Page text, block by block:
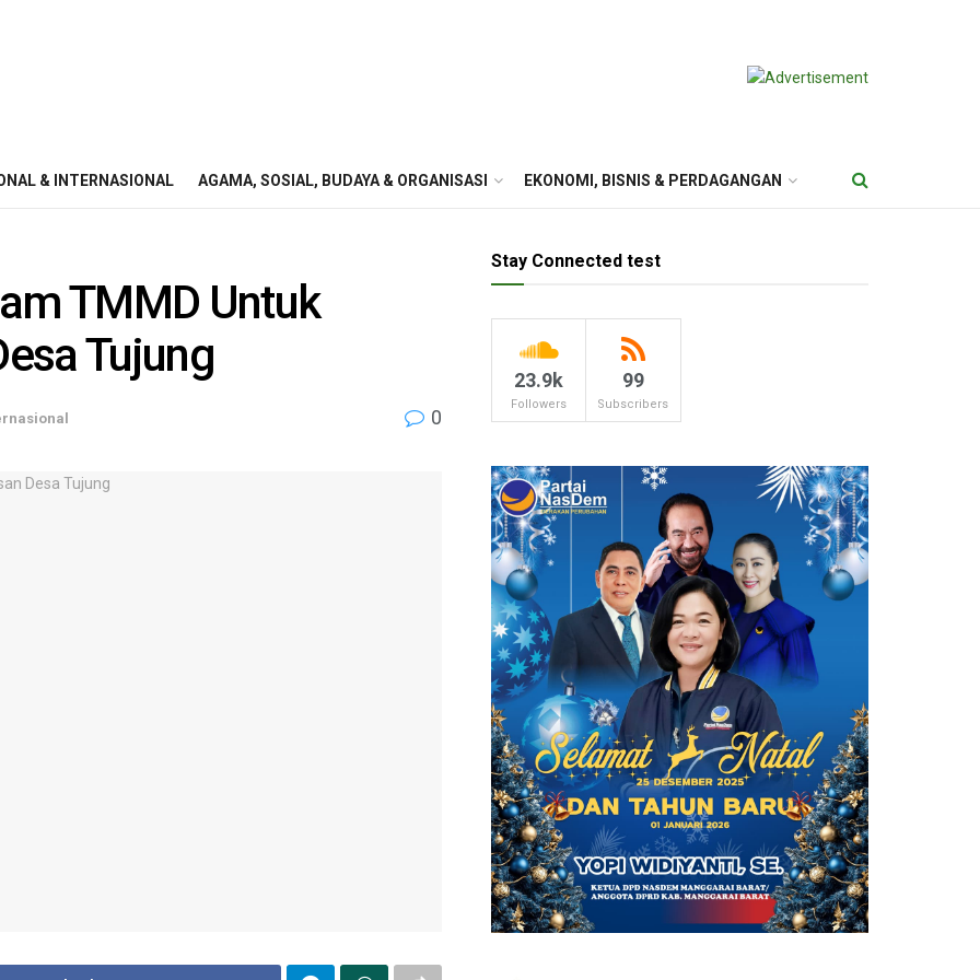
& INTERNASIONAL AGAMA, SOSIAL, BUDAYA & ORGANISASI EKONOMI, BISNIS & PERDAGANGAN
TMMD Untuk
Tujung
0
Stay Connected test
23.9k
Followers
99
Subscribers